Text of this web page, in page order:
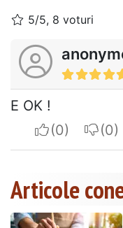
5/5, 8 voturi
E OK !
I apreciate
I
Articole